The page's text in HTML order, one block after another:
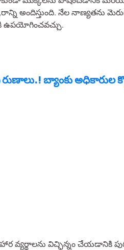
అందిస్తుంది. నేల నాణ్యతను
ఉపయోగించవచ్చు.
బ్యాంకు అధికారుల
వ్యర్థాలను విచ్ఛిన్నం చేయడానికి